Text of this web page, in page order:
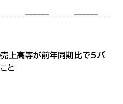
上高等が前年同期比で5パ
と